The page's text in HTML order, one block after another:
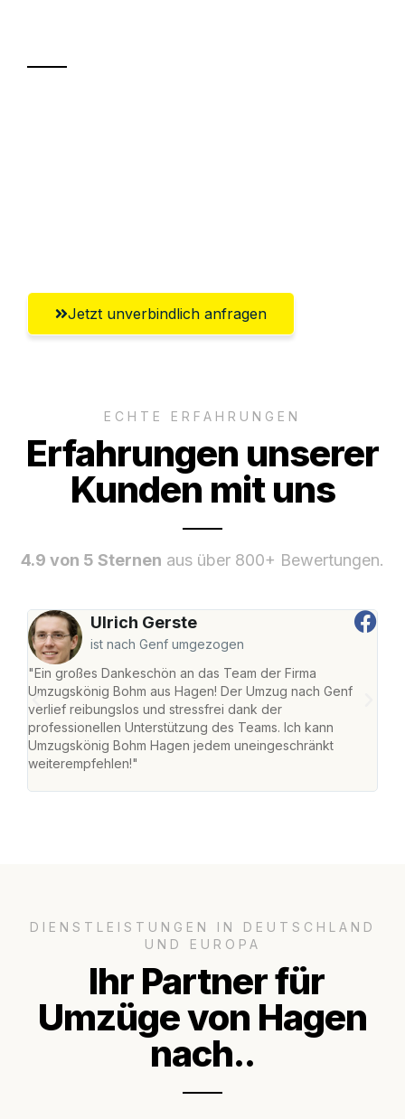
Jetzt unverbindlich anfragen
ECHTE ERFAHRUNGEN
Erfahrungen unserer
Kunden mit uns
4.9 von 5 Sternen aus über 800+ Bewertungen.
Ulrich Gerste
ist nach Genf umgezogen
"Ein großes Dankeschön an das Team der Firma
Umzugskönig Bohm aus Hagen! Der Umzug nach Genf
verlief reibungslos und stressfrei dank der
professionellen Unterstützung des Teams. Ich kann
Umzugskönig Bohm Hagen jedem uneingeschränkt
weiterempfehlen!"
DIENSTLEISTUNGEN IN DEUTSCHLAND
UND EUROPA
Ihr Partner für
Umzüge von Hagen
nach..